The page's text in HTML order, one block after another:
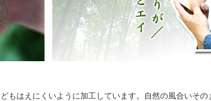
もはえにくいように加工しています。自然の風合いその